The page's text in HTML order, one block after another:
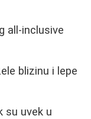
all-inclusive
blizinu i lepe
su uvek u